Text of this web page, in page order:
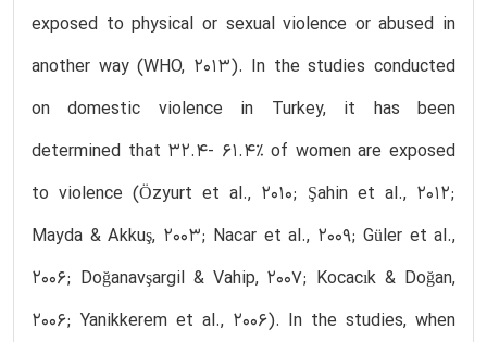
exposed to physical or sexual violence or abused in
another way (WHO, 2013). In the studies conducted
on domestic violence in Turkey, it has been
determined that 32.4- 61.4% of women are exposed
to violence (Özyurt et al., 2010; Şahin et al., 2012;
Mayda & Akkuş, 2003; Nacar et al., 2009; Güler et al.,
2006; Doğanavşargil & Vahip, 2007; Kocacık & Doğan,
2006; Yanikkerem et al., 2006). In the studies, when